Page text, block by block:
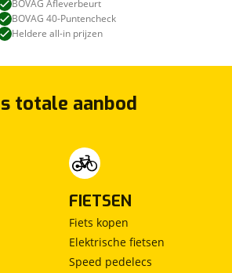
verwerkt je persoonsgegevens
aanvraag zo goed mogelijk bij de
te brengen. Lees hier meer over in
privacyverklaring
vertellen? (optioneel)
mijn bevinding door
BOVAG Afleverbeurt
BOVAG 40-Puntencheck
Heldere all-in prijzen
totale aanbod
FIETSEN
Fiets kopen
Elektrische fietsen
Speed pedelecs